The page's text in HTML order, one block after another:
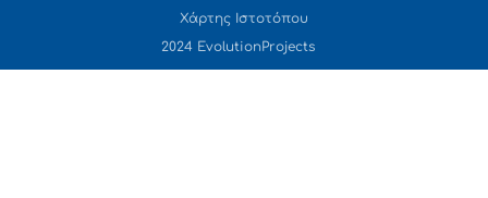
Χάρτης Ιστοτόπου
2024 EvolutionProjects